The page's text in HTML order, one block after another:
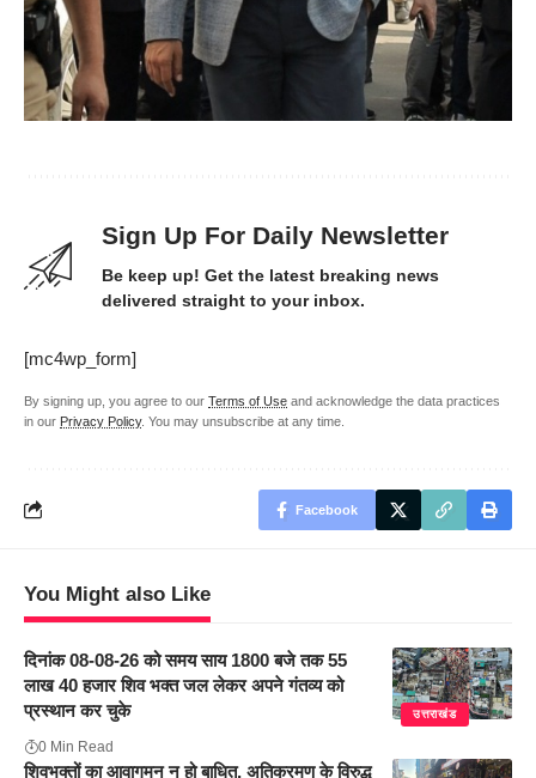
Sign Up For Daily Newsletter
Be keep up! Get the latest breaking news
delivered straight to your inbox.
[mc4wp_form]
By signing up, you agree to our Terms of Use and acknowledge the data practices
in our Privacy Policy. You may unsubscribe at any time.
Facebook
You Might also Like
उत्तराखंड
दिनांक 08-08-26 को समय साय 1800 बजे तक 55
लाख 40 हजार शिव भक्त जल लेकर अपने गंतव्य को
प्रस्थान कर चुके
0 Min Read
शिवभक्तों का आवागमन न हो बाधित, अतिक्रमण के विरुद्ध